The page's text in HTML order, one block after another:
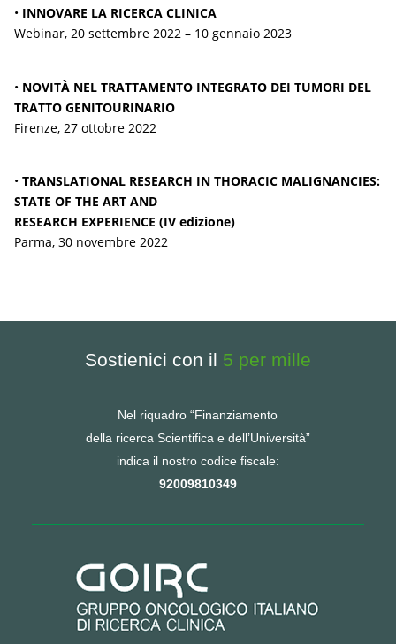
• INNOVARE LA RICERCA CLINICA
Webinar, 20 settembre 2022 – 10 gennaio 2023
• NOVITÀ NEL TRATTAMENTO INTEGRATO DEI TUMORI DEL
TRATTO GENITOURINARIO
Firenze, 27 ottobre 2022
• TRANSLATIONAL RESEARCH IN THORACIC MALIGNANCIES:
STATE OF THE ART AND
RESEARCH EXPERIENCE (IV edizione)
Parma, 30 novembre 2022
Sostienici con il 5 per mille
Nel riquadro “Finanziamento
della ricerca Scientifica e dell’Università”
indica il nostro codice fiscale:
92009810349